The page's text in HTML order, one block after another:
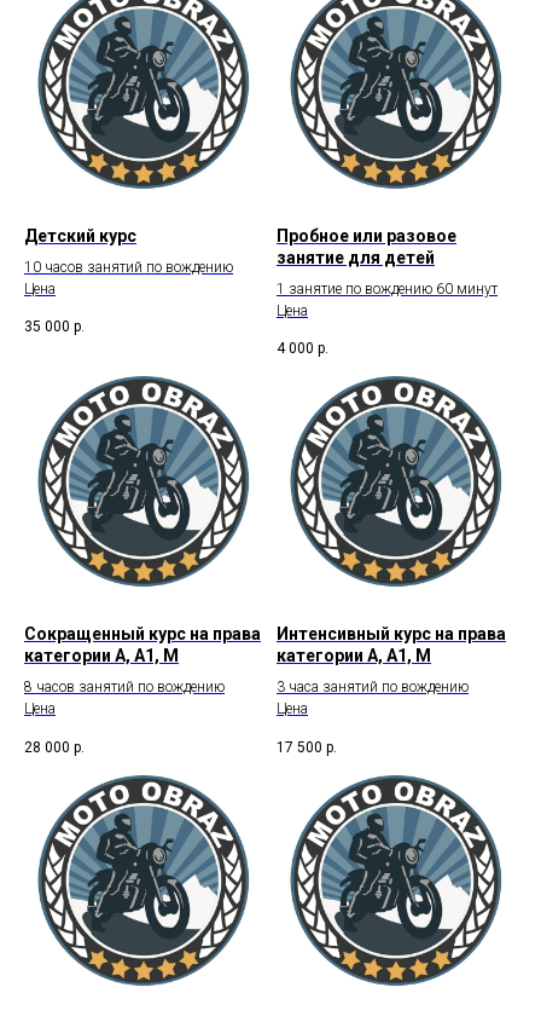
Детский курс
10 часов занятий по вождению
Цена
35 000 р.
Пробное или разовое
занятие для детей
1 занятие по вождению 60 минут
Цена
4 000 р.
Сокращенный курс на права
категории А, А1, М
8 часов занятий по вождению
Цена
28 000 р.
Интенсивный курс на права
категории А, А1, М
3 часа занятий по вождению
Цена
17 500 р.